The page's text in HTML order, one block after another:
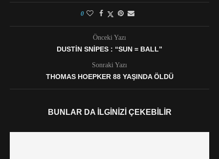
0
Önceki Yazı
DUSTIN SNIPES : “SUN = BALL”
Sonraki Yazı
THOMAS HOEPKER 88 YAŞINDA ÖLDÜ
BUNLAR DA İLGINIZI ÇEKEBILIR